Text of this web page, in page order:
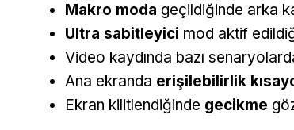
Makro moda geçildiğinde arka
Ultra sabitleyici mod aktif
Video kaydında bazı
Ana ekranda erişilebilirlik
Ekran kilitlendiğinde gecikme